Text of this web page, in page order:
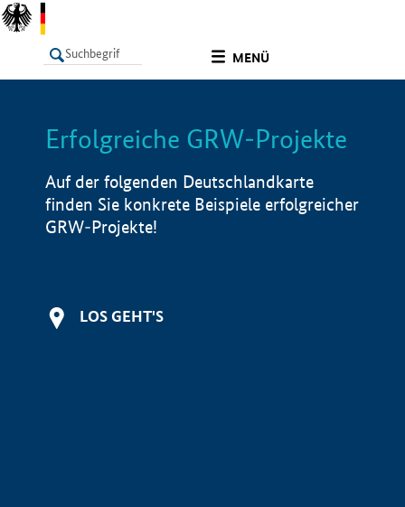
MENÜ
LISTE Info
Erfolgreiche GRW-Projekte
Auf der folgenden Deutschlandkarte
finden Sie konkrete Beispiele erfolgreicher
GRW-Projekte!
LOS GEHT'S